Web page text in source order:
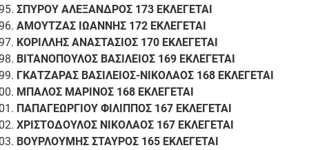
ΣΠΥΡΟΥ ΑΛΕΞΑΝΔΡΟΣ 173 ΕΚΛΕΓΕΤΑΙ
ΑΜΟΥΤΖΑΣ ΙΩΑΝΝΗΣ 172 ΕΚΛΕΓΕΤΑΙ
ΚΟΡΙΛΛΗΣ ΑΝΑΣΤΑΣΙΟΣ 170 ΕΚΛΕΓΕΤΑΙ
ΒΙΤΑΝΟΠΟΥΛΟΣ ΒΑΣΙΛΕΙΟΣ 169 ΕΚΛΕΓΕΤΑΙ
ΓΚΑΤΖΑΡΑΣ ΒΑΣΙΛΕΙΟΣ-ΝΙΚΟΛΑΟΣ 168 ΕΚΛΕΓΕΤΑΙ
ΜΠΑΛΟΣ ΜΑΡΙΝΟΣ 168 ΕΚΛΕΓΕΤΑΙ
ΠΑΠΑΓΕΩΡΓΙΟΥ ΦΙΛΙΠΠΟΣ 167 ΕΚΛΕΓΕΤΑΙ
ΧΡΙΣΤΟΔΟΥΛΟΣ ΝΙΚΟΛΑΟΣ 167 ΕΚΛΕΓΕΤΑΙ
ΒΟΥΡΛΟΥΜΗΣ ΣΤΑΥΡΟΣ 165 ΕΚΛΕΓΕΤΑΙ